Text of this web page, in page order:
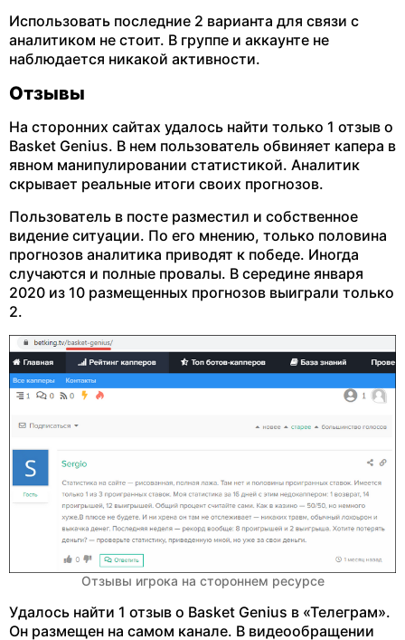
Использовать последние 2 варианта для связи с
аналитиком не стоит. В группе и аккаунте не
наблюдается никакой активности.
Отзывы
На сторонних сайтах удалось найти только 1 отзыв о
Basket Genius. В нем пользователь обвиняет капера в
явном манипулировании статистикой. Аналитик
скрывает реальные итоги своих прогнозов.
Пользователь в посте разместил и собственное
видение ситуации. По его мнению, только половина
прогнозов аналитика приводят к победе. Иногда
случаются и полные провалы. В середине января
2020 из 10 размещенных прогнозов выиграли только
2.
Отзывы игрока на стороннем ресурсе
Удалось найти 1 отзыв о Basket Genius в «Телеграм».
Он размещен на самом канале. В видеообращении